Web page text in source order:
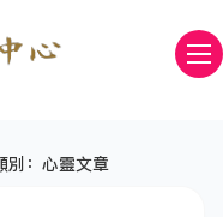
別：心靈文章